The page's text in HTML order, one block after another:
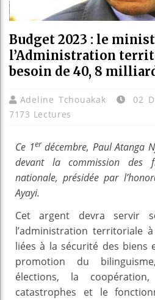
Budget 2023 : le
l’Administration
besoin de 40, 8
Adeline Tchouakak 02
7173 Lectures
Ce 1erdécembre, Paul Atanga
devant la commission des
nationale, présidée par
Ayayi.
Cet argent devra servir
l’administration territoriale
liées à la sécurité des biens
promotion du
élections, la
catastrophes et le